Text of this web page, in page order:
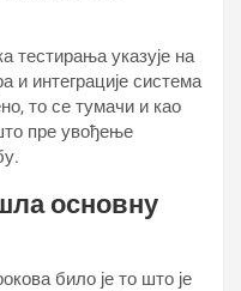
тестирања указује на
и интеграције система
то се тумачи и као
пре увођење
основну
било је то што је